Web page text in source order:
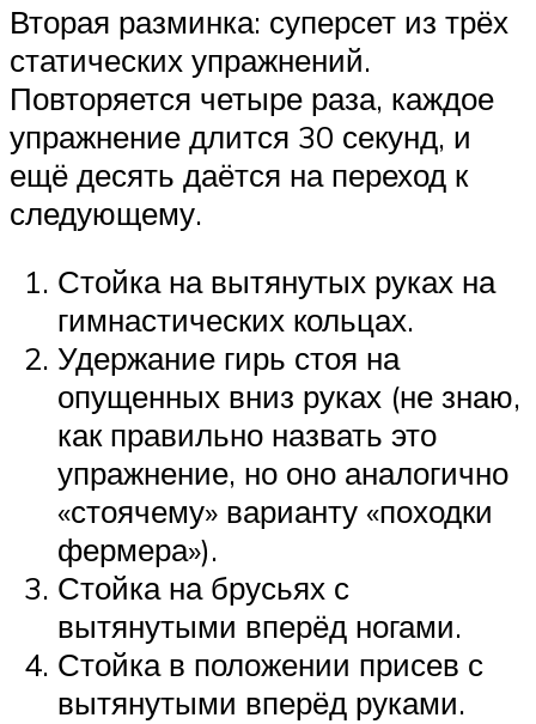
Вторая разминка: суперсет из трёх
статических упражнений.
Повторяется четыре раза, каждое
упражнение длится 30 секунд, и
ещё десять даётся на переход к
следующему.
Стойка на вытянутых руках на
гимнастических кольцах.
Удержание гирь стоя на
опущенных вниз руках (не знаю,
как правильно назвать это
упражнение, но оно аналогично
«стоячему» варианту «походки
фермера»).
Стойка на брусьях с
вытянутыми вперёд ногами.
Стойка в положении присев с
вытянутыми вперёд руками.